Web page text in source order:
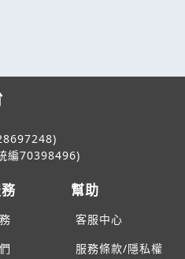
編70398496)
幫助
客服中心
服務條款/隱私權